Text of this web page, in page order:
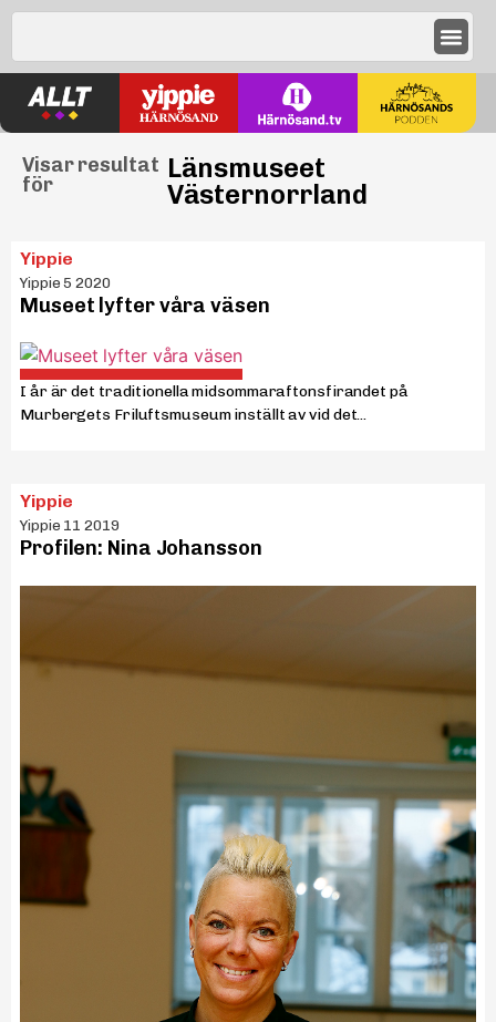
Visar resultat
för
Länsmuseet
Västernorrland
Yippie
Yippie 5 2020
Museet lyfter våra väsen
I år är det traditionella midsommaraftonsfirandet på
Murbergets Friluftsmuseum inställt av vid det...
Yippie
Yippie 11 2019
Profilen: Nina Johansson